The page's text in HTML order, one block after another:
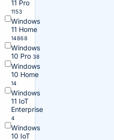
11 Pro
1153
Windows
11 Home
14868
Windows
10 Pro 38
Windows
10 Home
14
Windows
11 IoT
Enterprise
4
Windows
10 IoT